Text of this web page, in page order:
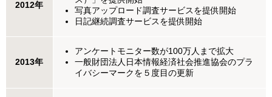
2012年
写真アップロード調査サービスを提供開始
日記継続調査サービスを提供開始
2013年
アンケートモニター数が100万人まで拡大
一般財団法人日本情報経済社会推進協会のプラ
イバシーマークを５度目の更新